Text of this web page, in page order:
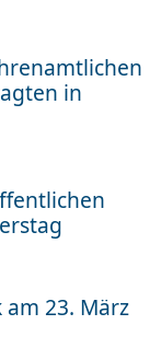
in
23. März